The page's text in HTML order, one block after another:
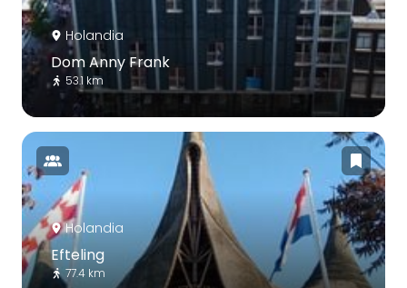
Holandia
Dom Anny Frank
53.1 km
Holandia
Efteling
77.4 km